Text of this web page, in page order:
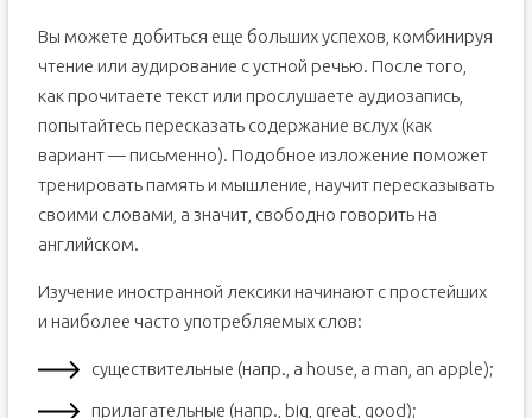
Вы можете добиться еще больших успехов, комбинируя
чтение или аудирование с устной речью. После того,
как прочитаете текст или прослушаете аудиозапись,
попытайтесь пересказать содержание вслух (как
вариант — письменно). Подобное изложение поможет
тренировать память и мышление, научит пересказывать
своими словами, а значит, свободно говорить на
английском.
Изучение иностранной лексики начинают с простейших
и наиболее часто употребляемых слов:
существительные (напр., a house, a man, an apple);
прилагательные (напр., big, great, good);